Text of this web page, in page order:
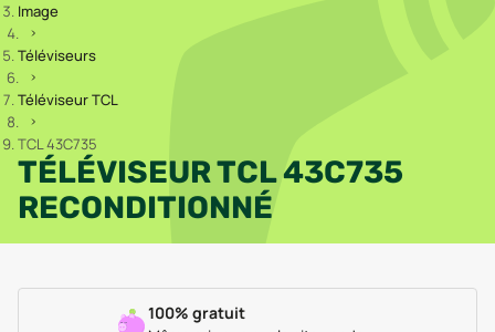
Image
Téléviseurs
Téléviseur TCL
TCL 43C735
TÉLÉVISEUR TCL 43C735
RECONDITIONNÉ
100% gratuit